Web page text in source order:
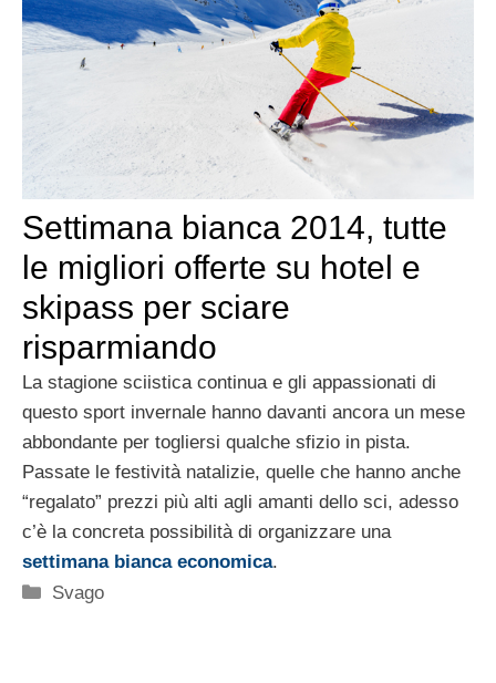
Settimana bianca 2014, tutte
le migliori offerte su hotel e
skipass per sciare
risparmiando
La stagione sciistica continua e gli appassionati di
questo sport invernale hanno davanti ancora un mese
abbondante per togliersi qualche sfizio in pista.
Passate le festività natalizie, quelle che hanno anche
“regalato” prezzi più alti agli amanti dello sci, adesso
c’è la concreta possibilità di organizzare una
settimana bianca economica.
Categorie
Svago